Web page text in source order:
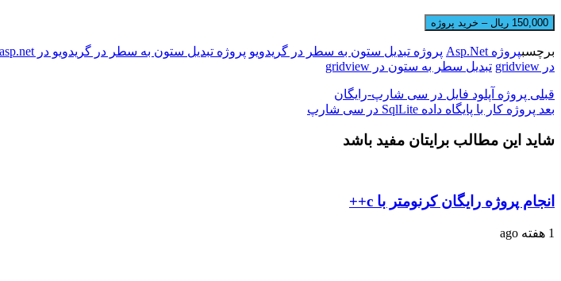
150,000 ریال – خرید پروژه
برچسبپروژه Asp.Net پروژه تبدیل ستون به سطر در گریدویو پروژه تبدیل ستون به سطر در گریدویو در asp.net
در gridview
تبدیل سطر به ستون در gridview
قبلی پروژه آپلود فایل در سی شارپ-رایگان
بعد پروژه کار با پایگاه داده SqlLite در سی شارپ
شاید این مطالب برایتان مفید باشد
انجام پروژه رایگان کرنومتر با c++
1 هفته ago